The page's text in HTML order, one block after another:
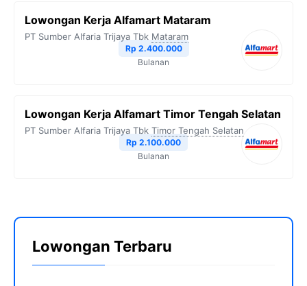
Lowongan Kerja Alfamart Mataram
PT Sumber Alfaria Trijaya Tbk Mataram
Rp 2.400.000
Bulanan
Lowongan Kerja Alfamart Timor Tengah Selatan
PT Sumber Alfaria Trijaya Tbk Timor Tengah Selatan
Rp 2.100.000
Bulanan
Lowongan Terbaru